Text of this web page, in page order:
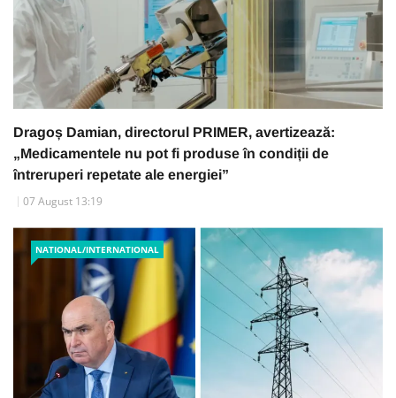
Dragoș Damian, directorul PRIMER, avertizează:
„Medicamentele nu pot fi produse în condiții de
întreruperi repetate ale energiei”
07 August 13:19
NATIONAL/INTERNATIONAL